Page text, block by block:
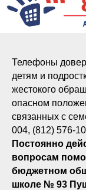
Телефоны
детям и
жестокого
опасном
связанных с
004, (812) 576-
Постоянно
вопросам
бюджетном
школе № 93